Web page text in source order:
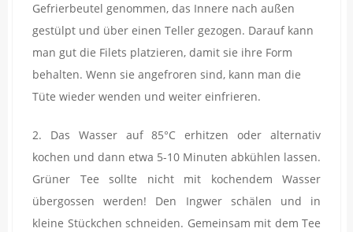
Gefrierbeutel genommen, das Innere nach außen
gestülpt und über einen Teller gezogen. Darauf kann
man gut die Filets platzieren, damit sie ihre Form
behalten. Wenn sie angefroren sind, kann man die
Tüte wieder wenden und weiter einfrieren.
2. Das Wasser auf 85°C erhitzen oder alternativ
kochen und dann etwa 5-10 Minuten abkühlen lassen.
Grüner Tee sollte nicht mit kochendem Wasser
übergossen werden! Den Ingwer schälen und in
kleine Stückchen schneiden. Gemeinsam mit dem Tee